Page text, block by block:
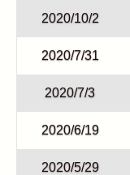
2020/10/2
2020/7/31
2020/7/3
2020/6/19
2020/5/29